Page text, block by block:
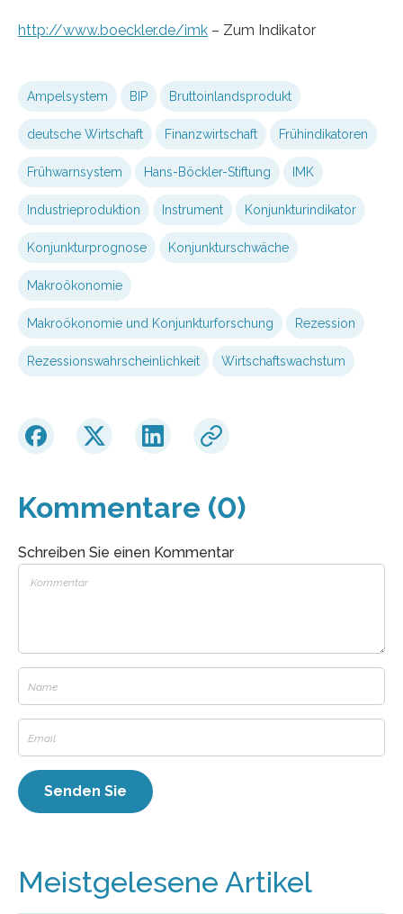
http://www.boeckler.de/imk – Zum Indikator
Ampelsystem BIP Bruttoinlandsprodukt
deutsche Wirtschaft Finanzwirtschaft Frühindikatoren
Frühwarnsystem Hans-Böckler-Stiftung IMK
Industrieproduktion Instrument Konjunkturindikator
Konjunkturprognose Konjunkturschwäche
Makroökonomie
Makroökonomie und Konjunkturforschung Rezession
Rezessionswahrscheinlichkeit Wirtschaftswachstum
Kommentare (0)
Schreiben Sie einen Kommentar
Meistgelesene Artikel